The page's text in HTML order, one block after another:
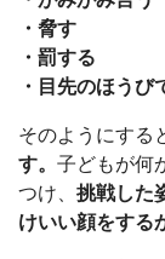
・脅す
・罰する
・目先のほうび
そのようにする
す。 子どもが何
つけ、 挑戦した
けいい顔をする